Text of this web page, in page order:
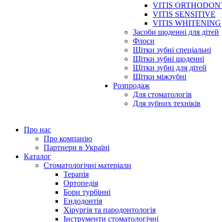
VITIS
VITIS SENSITIVE
VITIS WHITENING
Засоби щоденні для дітей
Флоси
Щітки зубні спеціальні
Щітки зубні щоденні
Щітки зубні для дітей
Щітки міжзубні
Розпродаж
Для стоматологів
Для зубних техніків
Про нас
Про компанію
Партнери в Україні
Каталог
Стоматологічні матеріали
Терапія
Ортопедія
Бори турбінні
Ендодонтія
Хірургія та пародонтологія
Інструменти стоматологічні